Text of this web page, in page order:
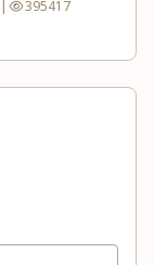
| 395417